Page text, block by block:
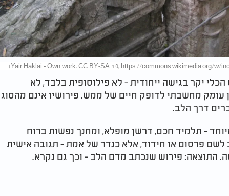
יקר בגישה ייחודית - לא פילוסופית בלבד, לא
מחשבתי לדופק חיים של ממש. פירושיו אינם מהסוג
דרך הלב.
- תלמיד חכם, דרשן מופלא, ומחנך נפשות ברוח
לשם פרסום או חידוד, אלא כנדר של אמת - תגובה אישית
התוצאה: פירוש שנכתב מדם הלב - וכך גם נקרא.